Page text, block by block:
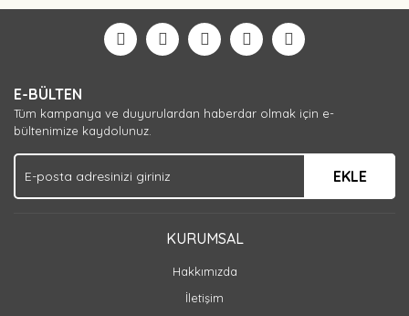
Yorum Yaz
E-BÜLTEN
Tüm kampanya ve duyurulardan haberdar olmak için e-
bültenimize kaydolunuz.
EKLE
KURUMSAL
Hakkımızda
İletişim